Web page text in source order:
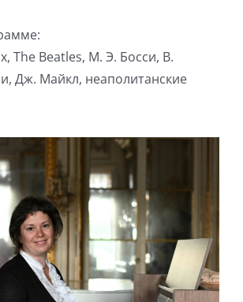
The Beatles, М. Э. Босси, В.
Дж. Майкл, неаполитанские